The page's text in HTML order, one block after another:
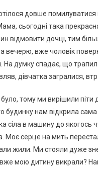
довше
сьогодні така
відмовити дочці, тим
вечерю, вже чоловік
думку спадає, що
дівчатка загралися,
тому ми вирішили піти
будинку нам відкрила
сіла в машину до якогось
Моє серце на мить
жили. Ми стояли дуже
мою дитину викрали?